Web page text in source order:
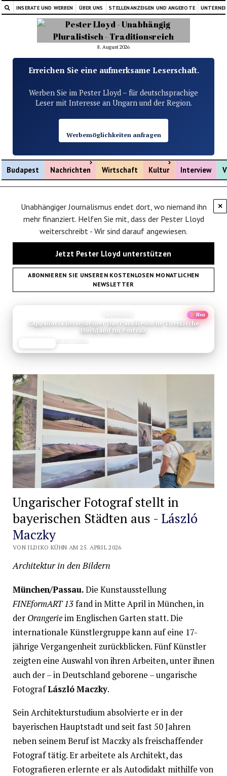
INSERATE UND WERBEN ÜBER UNS STELLENANZEIGEN UND ANGEBOTE
8. August 2026
Erreichen Sie eine aufmerksame Leserschaft.
Werben Sie im Pester Lloyd – für deutschsprachige
Leser mit Interesse an Ungarn und der Region.
Werbemöglichkeiten anfragen
Budapest Nachrichten
Menü öffnen
Wirtschaft Kultur
Menü öffnen
Interview
×
Unabhängiger Journalismus endet dort, wo niemand ihn
mehr finanziert. Helfen Sie mit, dass der Pester Lloyd
weiterschreibt - Wir sind darauf angewiesen.
Jetzt Pester Lloyd unterstützen
ABONNIEREN SIE UNSEREN KOSTENLOSEN MONATLICHEN
NEWSLETTER
Neu
Cappadocia Reisefuehrer Das Paradiesische Tuerkische
Hochland Im Portrait
Reise-Guide
Ungarischer Fotograf stellt in
bayerischen Städten aus - László
Maczky
VON ILDIKO KÜHN AM 25. APRIL 2026
Architektur in den Bildern
München/Passau.Die Kunstausstellung
FINEformART 13fand in Mitte April in München, in
der Orangerieim Englischen Garten statt. Die
internationale Künstlergruppe kann auf eine 17-
jährige Vergangenheit zurückblicken. Fünf Künstler
zeigten eine Auswahl von ihren Arbeiten, unter ihnen
auch der – in Deutschland geborene – ungarische
FotografLászló Maczky.
Sein Architekturstudium absolvierte er in der
bayerischen Hauptstadt und seit fast 50 Jahren
neben seinem Beruf ist Maczky als freischaffender
Fotograf tätig. Er arbeitete als Architekt, das
Fotografieren erlernte er als Autodidakt mithilfe von